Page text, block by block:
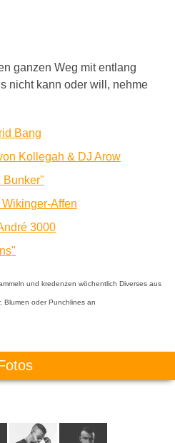
ganzen Weg mit entlang
nicht kann oder will, nehme
Bang
Kollegah & DJ Arow
Bunker"
Affen
3000
und kredenzen wöchentlich Diverses aus
Blumen oder Punchlines an